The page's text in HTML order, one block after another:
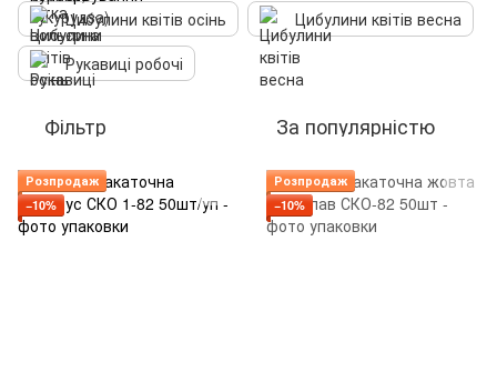
Цибулини квітів осінь
Цибулини квітів весна
Рукавиці робочі
Фільтр За популярністю
Розпродаж
−10%
Розпродаж
−10%